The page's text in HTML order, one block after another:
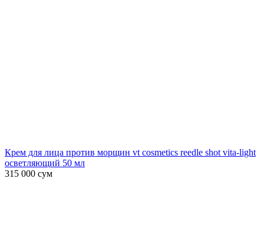
Крем для лица против морщин vt cosmetics reedle shot vita-light
осветляющий 50 мл
315 000 сум